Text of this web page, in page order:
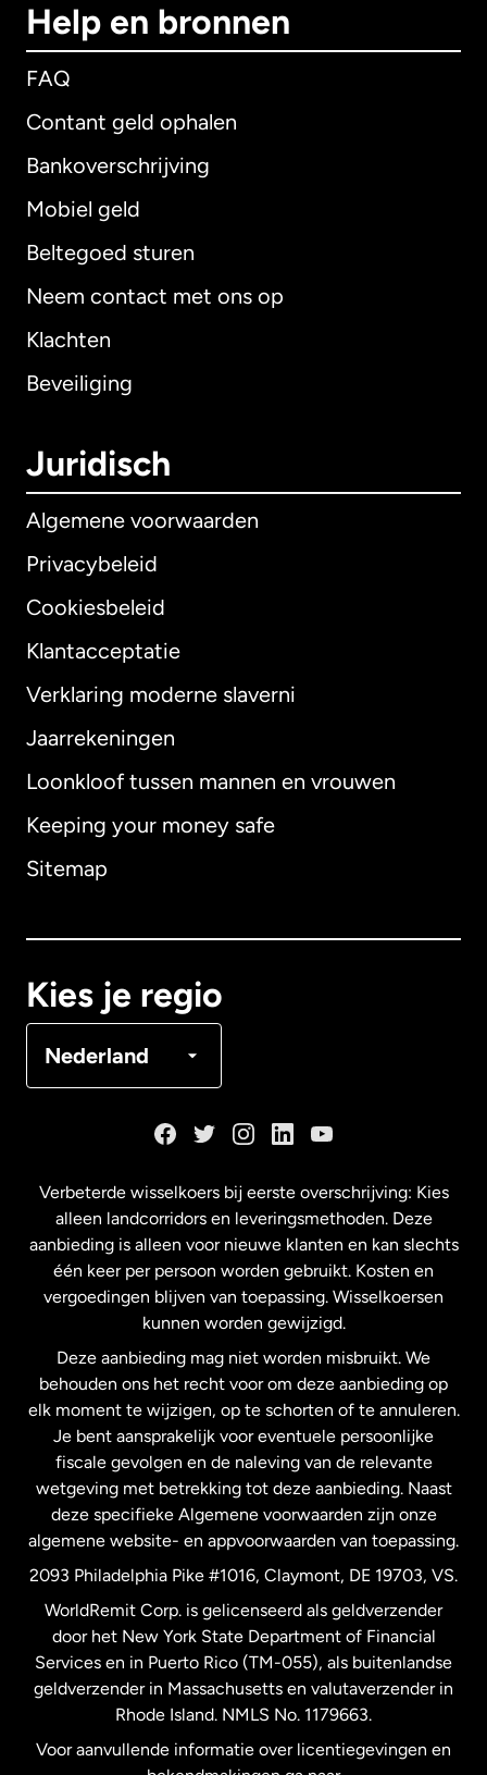
Help en bronnen
FAQ
Contant geld ophalen
Bankoverschrijving
Mobiel geld
Beltegoed sturen
Neem contact met ons op
Klachten
Beveiliging
Juridisch
Algemene voorwaarden
Privacybeleid
Cookiesbeleid
Klantacceptatie
Verklaring moderne slaverni
Jaarrekeningen
Loonkloof tussen mannen en vrouwen
Keeping your money safe
Sitemap
Kies je regio
Nederland
Internationaal English
Australië
Maleisië
Nederland
Nieuw-Zeeland
Spanje
Verenigd Koninkrijk
Verenigde Staten English
Verenigde Staten Español
Zweden
Verbeterde wisselkoers bij eerste overschrijving: Kies
alleen landcorridors en leveringsmethoden. Deze
aanbieding is alleen voor nieuwe klanten en kan slechts
één keer per persoon worden gebruikt. Kosten en
vergoedingen blijven van toepassing. Wisselkoersen
kunnen worden gewijzigd.
Deze aanbieding mag niet worden misbruikt. We
behouden ons het recht voor om deze aanbieding op
elk moment te wijzigen, op te schorten of te annuleren.
Je bent aansprakelijk voor eventuele persoonlijke
fiscale gevolgen en de naleving van de relevante
wetgeving met betrekking tot deze aanbieding. Naast
deze specifieke Algemene voorwaarden zijn onze
algemene website- en appvoorwaarden van toepassing.
2093 Philadelphia Pike #1016, Claymont, DE 19703, VS.
WorldRemit Corp. is gelicenseerd als geldverzender
door het New York State Department of Financial
Services en in Puerto Rico (TM-055), als buitenlandse
geldverzender in Massachusetts en valutaverzender in
Rhode Island. NMLS No. 1179663.
Voor aanvullende informatie over licentiegevingen en